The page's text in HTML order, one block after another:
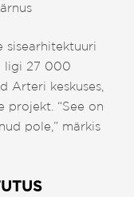
sisearhitektuuri
ligi 27 000
Arteri keskuses,
projekt. “See on
pole,” märkis